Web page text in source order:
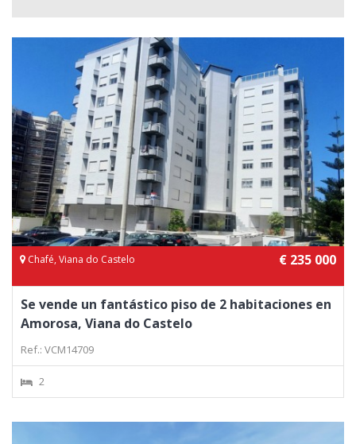
Chafé, Viana do Castelo € 235 000
Se vende un fantástico piso de 2 habitaciones en
Amorosa, Viana do Castelo
Ref.: VCM14709
2